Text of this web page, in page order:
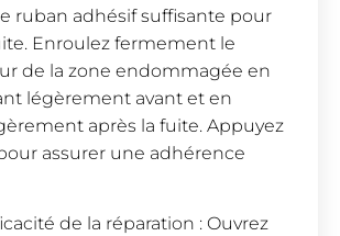
ruban adhésif suffisante pour
Enroulez fermement le
de la zone endommagée en
légèrement avant et en
après la fuite. Appuyez
assurer une adhérence
de la réparation : Ouvrez